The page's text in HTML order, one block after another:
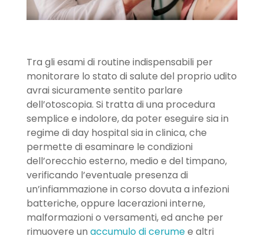
Tra gli esami di routine indispensabili per
monitorare lo stato di salute del proprio udito
avrai sicuramente sentito parlare
dell’otoscopia. Si tratta di una procedura
semplice e indolore, da poter eseguire sia in
regime di day hospital sia in clinica, che
permette di esaminare le condizioni
dell’orecchio esterno, medio e del timpano,
verificando l’eventuale presenza di
un’infiammazione in corso dovuta a infezioni
batteriche, oppure lacerazioni interne,
malformazioni o versamenti, ed anche per
rimuovere un accumulo di cerumee altri